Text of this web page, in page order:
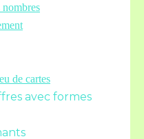
nombres
de cartes
avec formes